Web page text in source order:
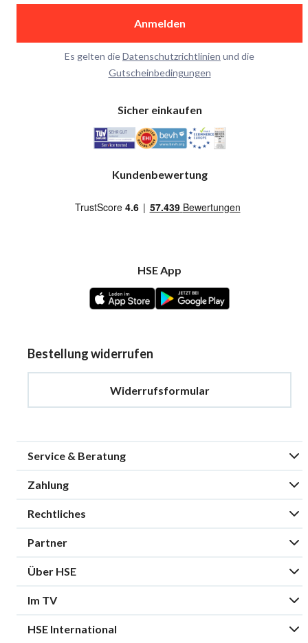
Anmelden
Es gelten dieDatenschutzrichtlinien und die
Gutscheinbedingungen
Sicher einkaufen
Kundenbewertung
HSE App
Bestellung widerrufen
Widerrufsformular
Service & Beratung
Zahlung
Rechtliches
Partner
Über HSE
Im TV
HSE International